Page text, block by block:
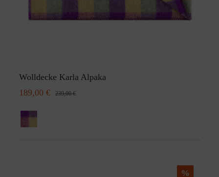
Wolldecke Karla Alpaka
189,00 €
239,00 €
%